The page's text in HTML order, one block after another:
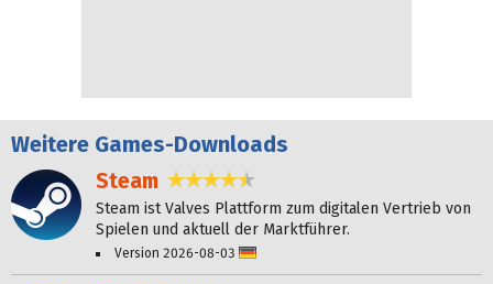
Weitere Games-Downloads
Steam 4,7 Sterne
Steam ist Valves Plattform zum digitalen Vertrieb von
Spielen und aktuell der Marktführer.
Version 2026-08-03